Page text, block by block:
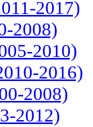
2017)
2008)
2010)
2016)
2008)
2012)